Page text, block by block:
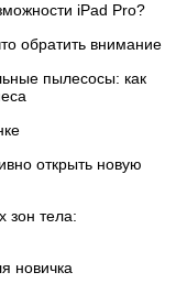
iPad Pro?
обратить внимание
пылесосы: как
открыть новую
зон тела:
новичка